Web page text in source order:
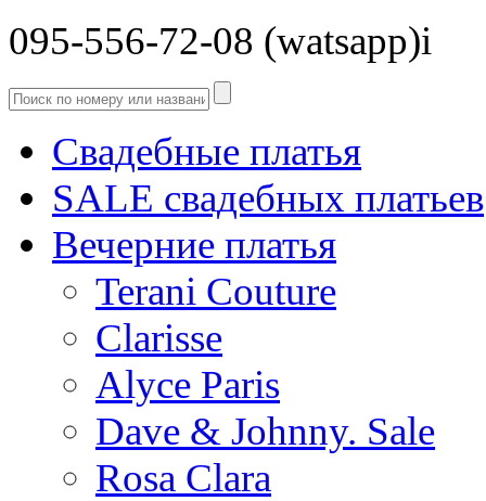
095-556-72-08 (watsapp)і
Свадебные платья
SALE cвадебных платьев
Вечерние платья
Terani Couture
Clarisse
Alyce Paris
Dave & Johnny. Sale
Rosa Clara